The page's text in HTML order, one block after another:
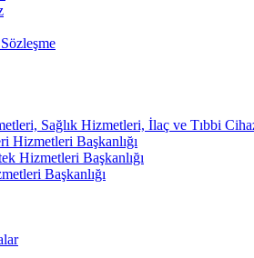
Sağlık Hizmetleri, İlaç ve Tıbbi
Hizmetleri Başkanlığı
Hizmetleri Başkanlığı
Başkanlığı